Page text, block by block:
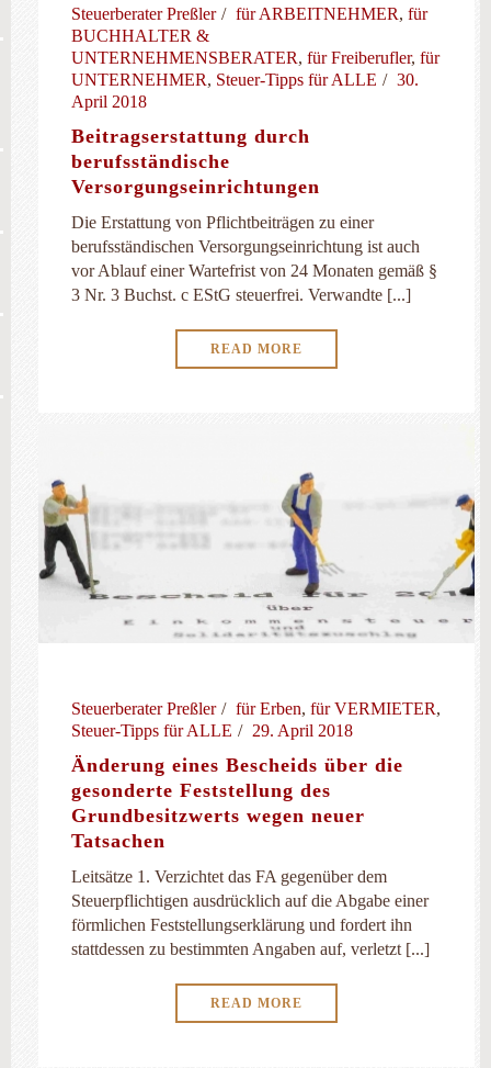
Steuerberater Preßler für ARBEITNEHMER, für
BUCHHALTER &
UNTERNEHMENSBERATER, für Freiberufler, für
UNTERNEHMER, Steuer-Tipps für ALLE
30.
April 2018
Beitragserstattung durch
berufsständische
Versorgungseinrichtungen
Die Erstattung von Pflichtbeiträgen zu einer
berufsständischen Versorgungseinrichtung ist auch
vor Ablauf einer Wartefrist von 24 Monaten gemäß §
3 Nr. 3 Buchst. c EStG steuerfrei. Verwandte [...]
READ MORE
Steuerberater Preßler für Erben, für VERMIETER,
Steuer-Tipps für ALLE
29. April 2018
Änderung eines Bescheids über die
gesonderte Feststellung des
Grundbesitzwerts wegen neuer
Tatsachen
Leitsätze 1. Verzichtet das FA gegenüber dem
Steuerpflichtigen ausdrücklich auf die Abgabe einer
förmlichen Feststellungserklärung und fordert ihn
stattdessen zu bestimmten Angaben auf, verletzt [...]
READ MORE